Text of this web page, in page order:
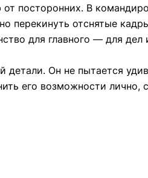
посторонних. В
перекинуть отснятые
для главного — для дел
Он не пытается
его возможности лично,